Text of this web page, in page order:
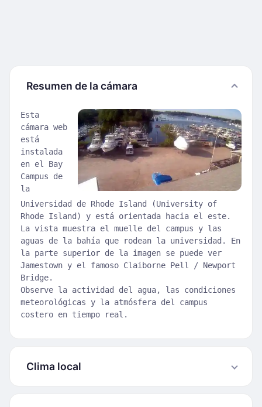
Resumen de la cámara
Esta
cámara web
está
instalada
en el Bay
Campus de
la
Universidad de Rhode Island (University of
Rhode Island) y está orientada hacia el este.
La vista muestra el muelle del campus y las
aguas de la bahía que rodean la universidad. En
la parte superior de la imagen se puede ver
Jamestown y el famoso Claiborne Pell / Newport
Bridge.
Observe la actividad del agua, las condiciones
meteorológicas y la atmósfera del campus
costero en tiempo real.
Clima local